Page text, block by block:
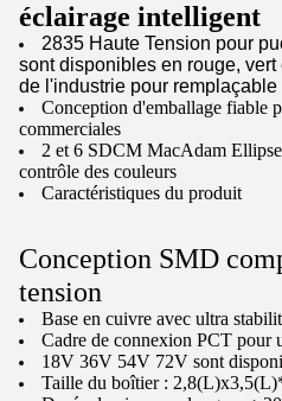
éclairage intelligent
2835 Haute Tension pour
sont disponibles en rouge, vert
de l'industrie pour remplaçable
Conception d'emballage fiable
commerciales
2 et 6 SDCM MacAdam
contrôle des couleurs
Caractéristiques du produit
Conception SMD
tension
Base en cuivre avec ultra
Cadre de connexion PCT pour
18V 36V 54V 72V sont
Taille du boîtier :